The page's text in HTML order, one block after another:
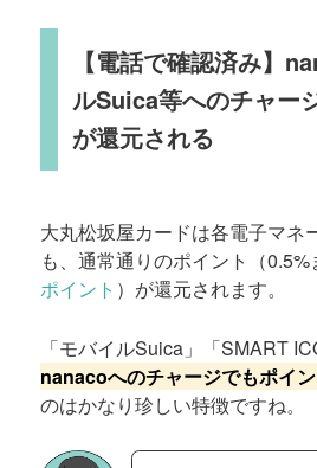
【電話で確認済み】
ルSuica等へのチャー
が還元される
大丸松坂屋カードは各電子マネ
も、通常通りのポイント（
ポイント ）が還元されます。
「モバイルSuica」「SMART
nanacoへのチャージでもポイ
のはかなり珍しい特徴ですね。